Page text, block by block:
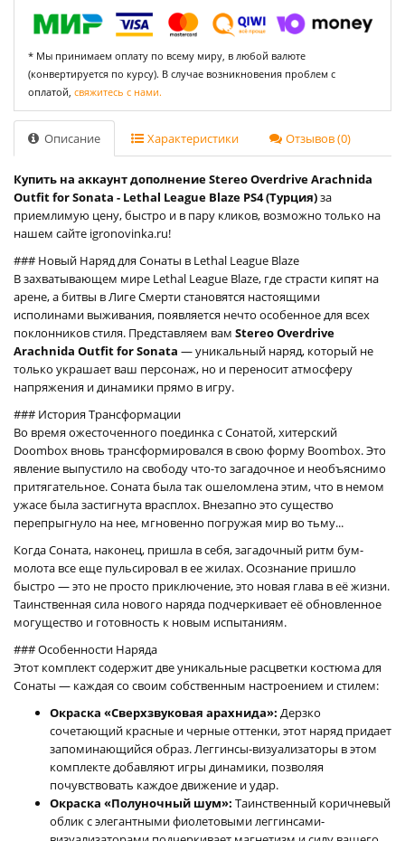
* Мы принимаем оплату по всему миру, в любой валюте
(конвертируется по курсу). В случае возникновения проблем с
оплатой, свяжитесь с нами.
Описание Характеристики Отзывов (0)
Купить на аккаунт дополнение Stereo Overdrive Arachnida
Outfit for Sonata - Lethal League Blaze PS4 (Турция)за
приемлимую цену, быстро и в пару кликов, возможно только на
нашем сайте igronovinka.ru!
### Новый Наряд для Сонаты в Lethal League Blaze
В захватывающем мире Lethal League Blaze, где страсти кипят на
арене, а битвы в Лиге Смерти становятся настоящими
исполинами выживания, появляется нечто особенное для всех
поклонников стиля. Представляем вам Stereo Overdrive
Arachnida Outfit for Sonata — уникальный наряд, который не
только украшает ваш персонаж, но и переносит атмосферу
напряжения и динамики прямо в игру.
### История Трансформации
Во время ожесточенного поединка с Сонатой, хитерский
Doombox вновь трансформировался в свою форму Boombox. Это
явление выпустило на свободу что-то загадочное и необъяснимо
притягательное. Соната была так ошеломлена этим, что в немом
ужасе была застигнута врасплох. Внезапно это существо
перепрыгнуло на нее, мгновенно погружая мир во тьму...
Когда Соната, наконец, пришла в себя, загадочный ритм бум-
молота все еще пульсировал в ее жилах. Осознание пришло
быстро — это не просто приключение, это новая глава в её жизни.
Таинственная сила нового наряда подчеркивает её обновленное
могущество и готовность к новым испытаниям.
### Особенности Наряда
Этот комплект содержит две уникальные расцветки костюма для
Сонаты — каждая со своим собственным настроением и стилем:
Окраска «Сверхзвуковая арахнида»: Дерзко
сочетающий красные и черные оттенки, этот наряд придает
запоминающийся образ. Леггинсы-визуализаторы в этом
комплекте добавляют игры динамики, позволяя
почувствовать каждое движение и удар.
Окраска «Полуночный шум»: Таинственный коричневый
облик с элегантными фиолетовыми леггинсами-